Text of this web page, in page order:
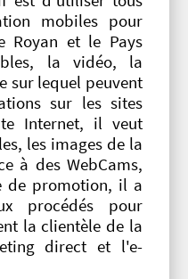
mobiles pour
Royan et le Pays
la vidéo, la
sur lequel peuvent
sur les sites
Internet, il veut
les images de la
à des WebCams,
de promotion, il a
procédés pour
la clientèle de la
direct et l'e-